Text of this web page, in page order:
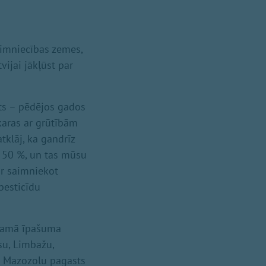
zemes,
jākļūst par
– pēdējos gados
ar grūtībām
ka gandrīz
%, un tas mūsu
saimniekot
īpašuma
Limbažu,
pagasts